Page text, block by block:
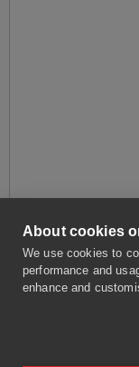
About cookies
We use cookies to
performance and
enhance and